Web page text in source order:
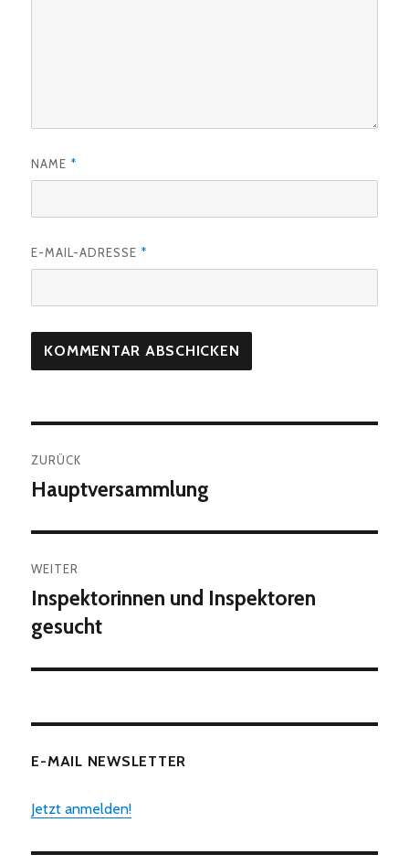
NAME *
E-MAIL-ADRESSE *
ZURÜCK
Vorheriger
Hauptversammlung
WEITER
Nächster
Beitrag:
Inspektorinnen und Inspektoren
gesucht
E-MAIL NEWSLETTER
Jetzt anmelden!